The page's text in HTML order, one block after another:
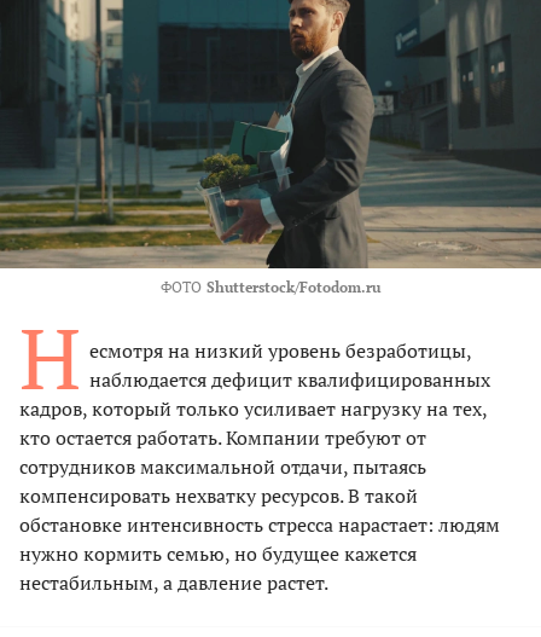
ФОТО Shutterstock/Fotodom.ru
Н есмотря на низкий уровень безработицы,
наблюдается дефицит квалифицированных
кадров, который только усиливает нагрузку на тех,
кто остается работать. Компании требуют от
сотрудников максимальной отдачи, пытаясь
компенсировать нехватку ресурсов. В такой
обстановке интенсивность стресса нарастает: людям
нужно кормить семью, но будущее кажется
нестабильным, а давление растет.